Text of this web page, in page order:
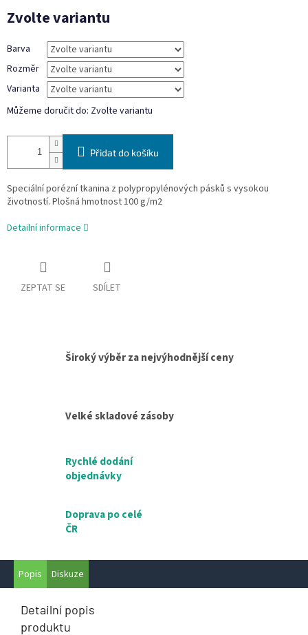
Zvolte variantu
Barva
Rozměr
Varianta
Můžeme doručit do: Zvolte variantu
Přidat do košíku
Speciální porézní tkanina z polypropylénových pásků s vysokou
životností. Plošná hmotnost 100 g/m2
Detailní informace
ZEPTAT SE SDÍLET
Široký výběr za nejvýhodnější ceny
Velké skladové zásoby
Rychlé dodání
objednávky
Doprava po celé
ČR
Popis Diskuze
Detailní popis
produktu